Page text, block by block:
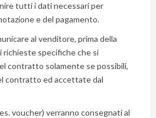
tutti i dati necessari per
e del pagamento.
al venditore, prima della
richieste specifiche che si
contratto solamente se possibili,
contratto ed accettate dal
voucher) verranno consegnati al